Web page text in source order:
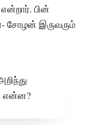
பின்
சோழன் இருவரும்